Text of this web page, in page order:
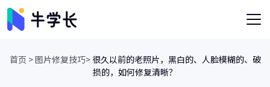
首页 >图片修复技巧> 很久以前的老照片，黑白的、人脸模糊的、破
损的，如何修复清晰？